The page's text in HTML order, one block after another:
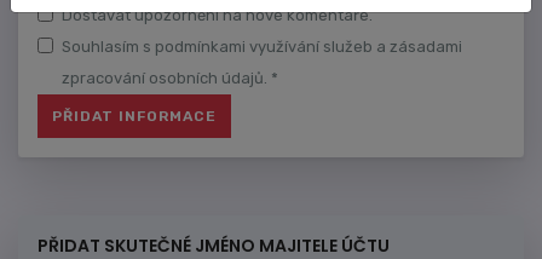
Dostávat upozornění na nové komentáře.
Souhlasím s podmínkami využívání služeb a zásadami
zpracování osobních údajů. *
PŘIDAT SKUTEČNÉ JMÉNO MAJITELE ÚČTU